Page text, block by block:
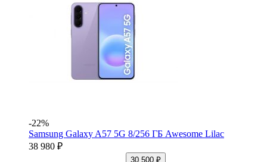
-22%
Samsung Galaxy A57 5G 8/256 ГБ Awesome Lilac
38 980 ₽
30 500 ₽